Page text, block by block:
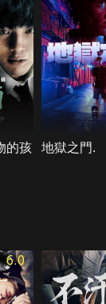
的孩
地獄之門.
6.0